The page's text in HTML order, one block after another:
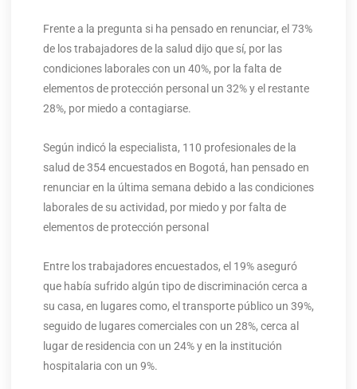
Frente a la pregunta si ha pensado en renunciar, el 73%
de los trabajadores de la salud dijo que sí, por las
condiciones laborales con un 40%, por la falta de
elementos de protección personal un 32% y el restante
28%, por miedo a contagiarse.
Según indicó la especialista, 110 profesionales de la
salud de 354 encuestados en Bogotá, han pensado en
renunciar en la última semana debido a las condiciones
laborales de su actividad, por miedo y por falta de
elementos de protección personal
Entre los trabajadores encuestados, el 19% aseguró
que había sufrido algún tipo de discriminación cerca a
su casa, en lugares como, el transporte público un 39%,
seguido de lugares comerciales con un 28%, cerca al
lugar de residencia con un 24% y en la institución
hospitalaria con un 9%.